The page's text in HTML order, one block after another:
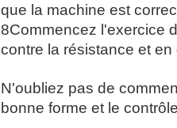
que la machine est
8Commencez l'exercice
contre la résistance et
N'oubliez pas de
bonne forme et le